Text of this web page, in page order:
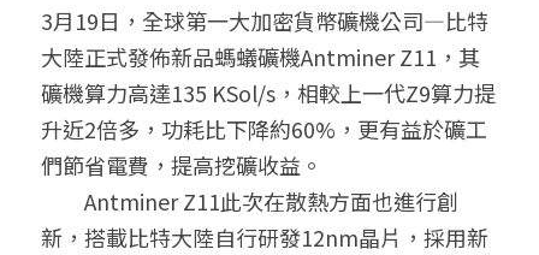
3月19日，全球第一大加密貨幣礦機公司—比特
大陸正式發佈新品螞蟻礦機Antminer Z11，其
礦機算力高達135 KSol/s，相較上一代Z9算力提
升近2倍多，功耗比下降約60%，更有益於礦工
們節省電費，提高挖礦收益。
Antminer Z11此次在散熱方面也進行創
新，搭載比特大陸自行研發12nm晶片，採用新